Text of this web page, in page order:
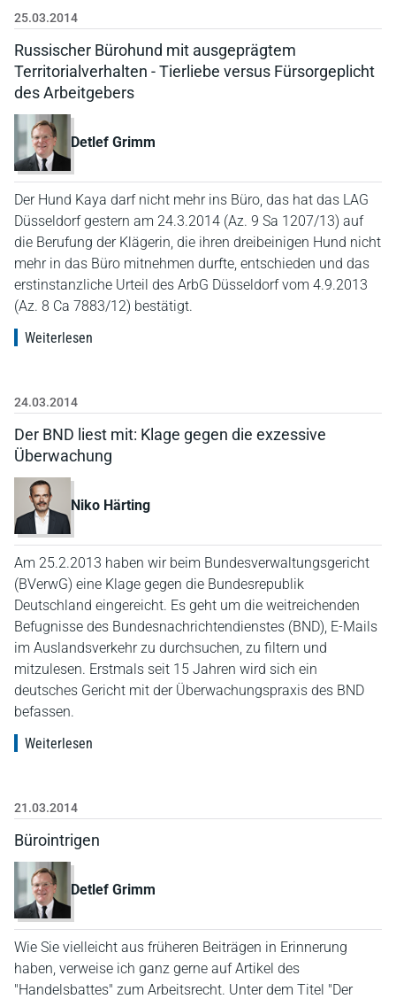
25.03.2014
Russischer Bürohund mit ausgeprägtem
Territorialverhalten - Tierliebe versus Fürsorgeplicht
des Arbeitgebers
Detlef Grimm
Der Hund Kaya darf nicht mehr ins Büro, das hat das LAG
Düsseldorf gestern am 24.3.2014 (Az. 9 Sa 1207/13) auf
die Berufung der Klägerin, die ihren dreibeinigen Hund nicht
mehr in das Büro mitnehmen durfte, entschieden und das
erstinstanzliche Urteil des ArbG Düsseldorf vom 4.9.2013
(Az. 8 Ca 7883/12) bestätigt.
Weiterlesen
24.03.2014
Der BND liest mit: Klage gegen die exzessive
Überwachung
Niko Härting
Am 25.2.2013 haben wir beim Bundesverwaltungsgericht
(BVerwG) eine Klage gegen die Bundesrepublik
Deutschland eingereicht. Es geht um die weitreichenden
Befugnisse des Bundesnachrichtendienstes (BND), E-Mails
im Auslandsverkehr zu durchsuchen, zu filtern und
mitzulesen. Erstmals seit 15 Jahren wird sich ein
deutsches Gericht mit der Überwachungspraxis des BND
befassen.
Weiterlesen
21.03.2014
Bürointrigen
Detlef Grimm
Wie Sie vielleicht aus früheren Beiträgen in Erinnerung
haben, verweise ich ganz gerne auf Artikel des
"Handelsbattes" zum Arbeitsrecht. Unter dem Titel "Der